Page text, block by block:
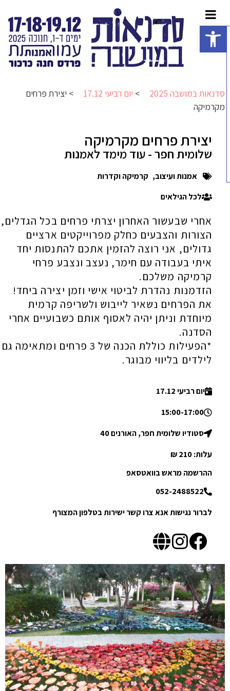
פתח סרגל נגישות
סדנאות במושבה 2025 >יום רביעי 17.12 >יצירת פרחים
מקרמיקה
יצירת פרחים מקרמיקה
שלומית חפר - עוד מימד לאמנות
אמנות ועיצוב,
קרמיקה וקדרות
לכל הגילאים
אחרי שבעשור האחרון יצרתי פרחים בכל הגדלים,
הצורות והצבעים כחלק מפרוייקטים ארציים
גדולים, אני רוצה להזמין אתכם להתנסות יחד
איתי בעבודה עם חימר, נעצב ונצבע פרחי
קרמיקה משלכם.
הזדמנות נהדרת לביטוי אישי וזמן יצירה ביחד!
את הפרחים נשאיר לייבוש ולשריפה קרמית
מיוחדת וניתן יהיה לאסוף אותם כשבועיים אחרי
הסדנה.
*הפעילות כוללת הכנה של 3 פרחים ומתאימה גם
לילדים בליווי מבוגר.
יום רביעי 17.12
15:00-17:00
סטודיו שלומית חפר, האורנים 40
עלות: 210 ₪
ההרשמה מראש בוואטסאפ
052-2488522
לברור נגישות אנא צרו קשר ישירות בטלפון המצורף